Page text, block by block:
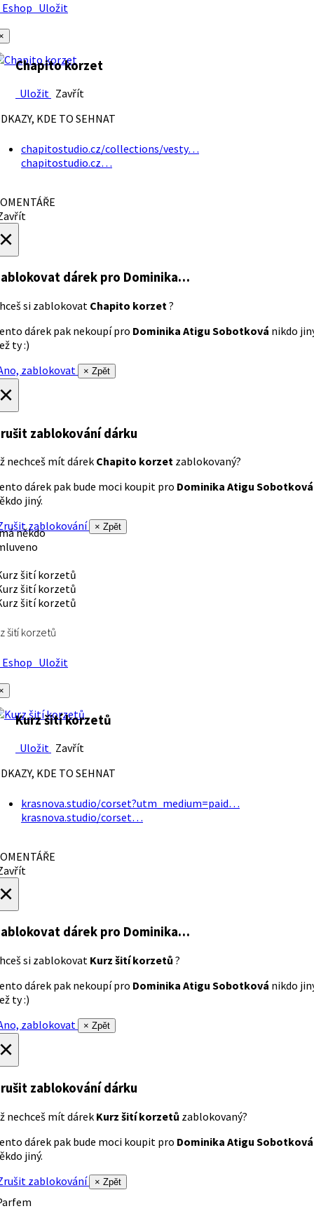
Uložit
Chapito korzet
Uložit Zavřít
KDE TO SEHNAT
chapitostudio.cz/collections/vesty…
chapitostudio.cz…
dárek pro Dominika…
si zablokovat Chapito korzet?
dárek pak nekoupí pro Dominika Atigu Sobotková nikdo
ty :)
zablokovat
× Zpět
zablokování dárku
nechceš mít dárek Chapito korzet zablokovaný?
dárek pak bude moci koupit pro Dominika Atigu Sobotková
jiný.
zablokování
× Zpět
někdo
šití korzetů
Uložit
Kurz šití korzetů
Uložit Zavřít
KDE TO SEHNAT
krasnova.studio/corset?utm_medium=paid…
krasnova.studio/corset…
dárek pro Dominika…
si zablokovat Kurz šití korzetů ?
dárek pak nekoupí pro Dominika Atigu Sobotková nikdo
ty :)
zablokovat
× Zpět
zablokování dárku
nechceš mít dárek Kurz šití korzetů zablokovaný?
dárek pak bude moci koupit pro Dominika Atigu Sobotková
jiný.
zablokování
× Zpět